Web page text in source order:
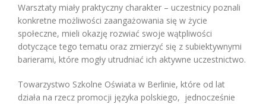
Warsztaty miały praktyczny charakter – uczestnicy poznali
konkretne możliwości zaangażowania się w życie
społeczne, mieli okazję rozwiać swoje wątpliwości
dotyczące tego tematu oraz zmierzyć się z subiektywnymi
barierami, które mogły utrudniać ich aktywne uczestnictwo.
Towarzystwo Szkolne Oświata w Berlinie, które od lat
działa na rzecz promocji języka polskiego, jednocześnie